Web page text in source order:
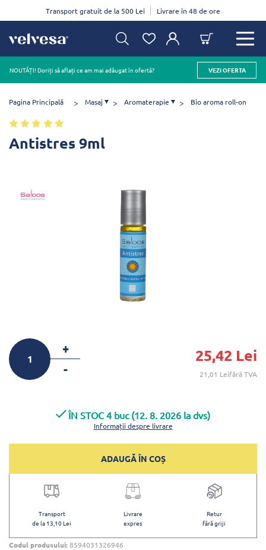
Transport gratuit de la 500 Lei Livrare în 48 de ore
NOUTĂȚI! Doriți să aflați ce am mai adăugat în ofertă? VEZI OFERTA
Pagina Principală Masaj Aromaterapie Bio aroma roll-on
Antistres 9ml
+
-
25,42 Lei
21,01 Leifără TVA
ÎN STOC 4 buc (12. 8. 2026 la dvs)
Informații despre livrare
ADAUGĂ ÎN COȘ
Transport
de la 13,10 Lei
Livrare
expres
Retur
fără griji
Codul produsului:8594031326946